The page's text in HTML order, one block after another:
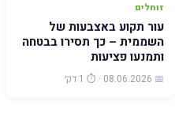
זוחלים
עור תקוע באצבעות של
השממית – כך תסירו בבטחה
ותמנעו פציעות
📅 08.06.2026 · ⏱️ 1 דק׳